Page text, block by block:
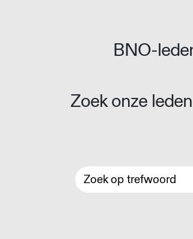
BNO-
Zoek onze